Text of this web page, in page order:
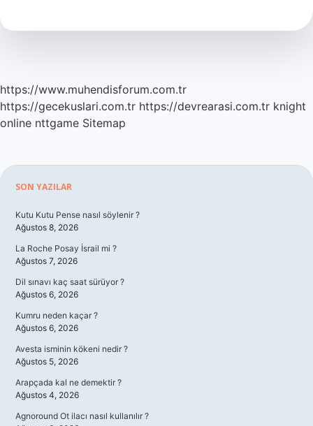
Ne
https://www.muhendisforum.com.tr
https://gecekuslari.com.tr https://devrearasi.com.tr knight
online nttgame Sitemap
Sidebar
SON YAZILAR
Kutu Kutu Pense nasıl söylenir ?
Ağustos 8, 2026
La Roche Posay İsrail mi ?
Ağustos 7, 2026
Dil sınavı kaç saat sürüyor ?
Ağustos 6, 2026
Kumru neden kaçar ?
Ağustos 6, 2026
Avesta isminin kökeni nedir ?
Ağustos 5, 2026
Arapçada kal ne demektir ?
Ağustos 4, 2026
Agnoround Ot ilacı nasıl kullanılır ?